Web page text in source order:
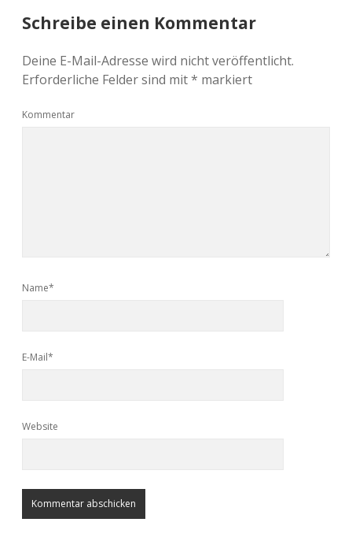
Schreibe einen Kommentar
Deine E-Mail-Adresse wird nicht veröffentlicht.
Erforderliche Felder sind mit* markiert
Kommentar
Name*
E-Mail*
Website